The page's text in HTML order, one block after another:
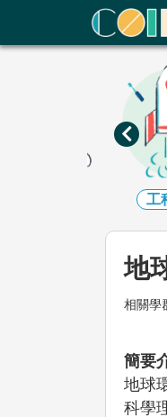
ColleGo!
工
地
相關學
簡要
地球
科學